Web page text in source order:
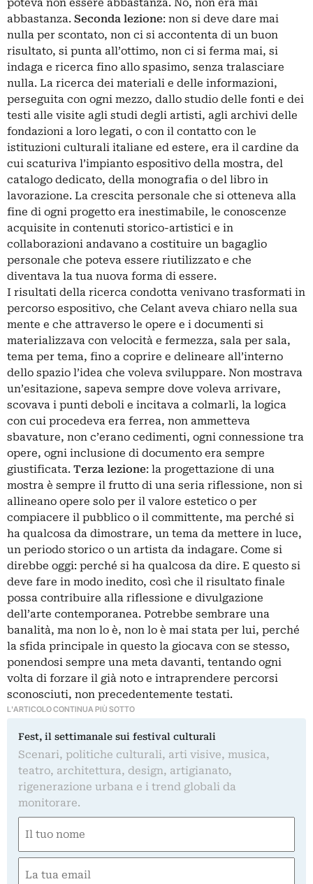
poteva non essere abbastanza. No, non era mai
abbastanza. Seconda lezione: non si deve dare mai
nulla per scontato, non ci si accontenta di un buon
risultato, si punta all’ottimo, non ci si ferma mai, si
indaga e ricerca fino allo spasimo, senza tralasciare
nulla. La ricerca dei materiali e delle informazioni,
perseguita con ogni mezzo, dallo studio delle fonti e dei
testi alle visite agli studi degli artisti, agli archivi delle
fondazioni a loro legati, o con il contatto con le
istituzioni culturali italiane ed estere, era il cardine da
cui scaturiva l’impianto espositivo della mostra, del
catalogo dedicato, della monografia o del libro in
lavorazione. La crescita personale che si otteneva alla
fine di ogni progetto era inestimabile, le conoscenze
acquisite in contenuti storico-artistici e in
collaborazioni andavano a costituire un bagaglio
personale che poteva essere riutilizzato e che
diventava la tua nuova forma di essere.
I risultati della ricerca condotta venivano trasformati in
percorso espositivo, che Celant aveva chiaro nella sua
mente e che attraverso le opere e i documenti si
materializzava con velocità e fermezza, sala per sala,
tema per tema, fino a coprire e delineare all’interno
dello spazio l’idea che voleva sviluppare. Non mostrava
un’esitazione, sapeva sempre dove voleva arrivare,
scovava i punti deboli e incitava a colmarli, la logica
con cui procedeva era ferrea, non ammetteva
sbavature, non c’erano cedimenti, ogni connessione tra
opere, ogni inclusione di documento era sempre
giustificata. Terza lezione: la progettazione di una
mostra è sempre il frutto di una seria riflessione, non si
allineano opere solo per il valore estetico o per
compiacere il pubblico o il committente, ma perché si
ha qualcosa da dimostrare, un tema da mettere in luce,
un periodo storico o un artista da indagare. Come si
direbbe oggi: perché si ha qualcosa da dire. E questo si
deve fare in modo inedito, così che il risultato finale
possa contribuire alla riflessione e divulgazione
dell’arte contemporanea. Potrebbe sembrare una
banalità, ma non lo è, non lo è mai stata per lui, perché
la sfida principale in questo la giocava con se stesso,
ponendosi sempre una meta davanti, tentando ogni
volta di forzare il già noto e intraprendere percorsi
sconosciuti, non precedentemente testati.
L'ARTICOLO CONTINUA PIÙ SOTTO
Fest, il settimanale sui festival culturali
Scenari, politiche culturali, arti visive, musica,
teatro, architettura, design, artigianato,
rigenerazione urbana e i trend globali da
monitorare.
(Obbligatorio)
(Obbligatorio)